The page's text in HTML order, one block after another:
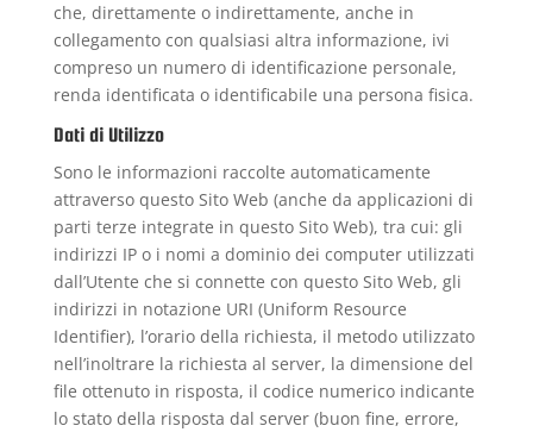
che, direttamente o indirettamente, anche in
collegamento con qualsiasi altra informazione, ivi
compreso un numero di identificazione personale,
renda identificata o identificabile una persona fisica.
Dati di Utilizzo
Sono le informazioni raccolte automaticamente
attraverso questo Sito Web (anche da applicazioni di
parti terze integrate in questo Sito Web), tra cui: gli
indirizzi IP o i nomi a dominio dei computer utilizzati
dall’Utente che si connette con questo Sito Web, gli
indirizzi in notazione URI (Uniform Resource
Identifier), l’orario della richiesta, il metodo utilizzato
nell’inoltrare la richiesta al server, la dimensione del
file ottenuto in risposta, il codice numerico indicante
lo stato della risposta dal server (buon fine, errore,